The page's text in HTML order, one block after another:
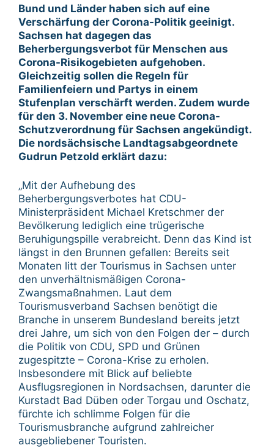
Bund und Länder haben sich auf eine
Verschärfung der Corona-Politik geeinigt.
Sachsen hat dagegen das
Beherbergungsverbot für Menschen aus
Corona-Risikogebieten aufgehoben.
Gleichzeitig sollen die Regeln für
Familienfeiern und Partys in einem
Stufenplan verschärft werden. Zudem wurde
für den 3. November eine neue Corona-
Schutzverordnung für Sachsen angekündigt.
Die nordsächsische Landtagsabgeordnete
Gudrun Petzold erklärt dazu:
„Mit der Aufhebung des
Beherbergungsverbotes hat CDU-
Ministerpräsident Michael Kretschmer der
Bevölkerung lediglich eine trügerische
Beruhigungspille verabreicht. Denn das Kind ist
längst in den Brunnen gefallen: Bereits seit
Monaten litt der Tourismus in Sachsen unter
den unverhältnismäßigen Corona-
Zwangsmaßnahmen. Laut dem
Tourismusverband Sachsen benötigt die
Branche in unserem Bundesland bereits jetzt
drei Jahre, um sich von den Folgen der – durch
die Politik von CDU, SPD und Grünen
zugespitzte – Corona-Krise zu erholen.
Insbesondere mit Blick auf beliebte
Ausflugsregionen in Nordsachsen, darunter die
Kurstadt Bad Düben oder Torgau und Oschatz,
fürchte ich schlimme Folgen für die
Tourismusbranche aufgrund zahlreicher
ausgebliebener Touristen.